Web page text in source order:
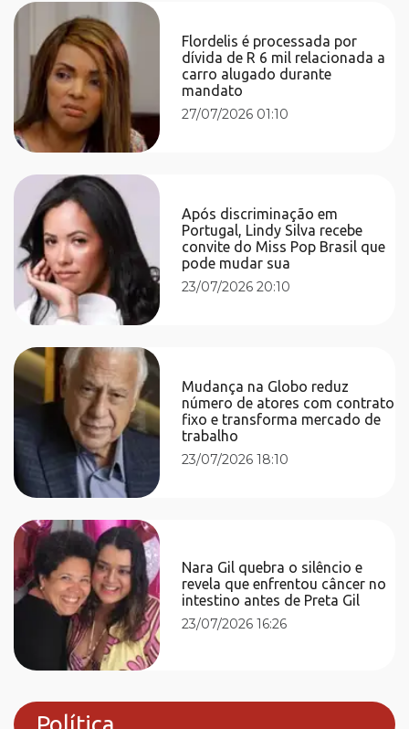
Flordelis é processada por
dívida de R 6 mil relacionada a
carro alugado durante
mandato
27/07/2026 01:10
Após discriminação em
Portugal, Lindy Silva recebe
convite do Miss Pop Brasil que
pode mudar sua
23/07/2026 20:10
Mudança na Globo reduz
número de atores com contrato
fixo e transforma mercado de
trabalho
23/07/2026 18:10
Nara Gil quebra o silêncio e
revela que enfrentou câncer no
intestino antes de Preta Gil
23/07/2026 16:26